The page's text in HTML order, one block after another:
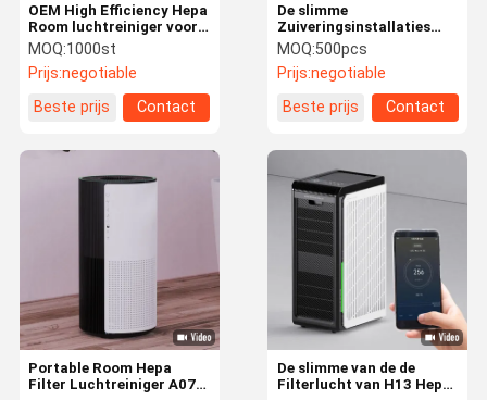
Thuis Producten Video's Over Ons
De slimme
Zuiveringsinstallaties
van de het Huislucht van
Wifi Ware Hepa met het
LEIDENE Scherm Zilveren
Ion Sterilization
MOQ:500pcs
Prijs:negotiable
Beste prijs
Contact
OEM High Efficiency Hepa
Room luchtreiniger voor
PM2.5 deeltjes UV-
sterilisatie
MOQ:1000st
Prijs:negotiable
Beste prijs
Contact
De slimme van de de
Filterlucht van H13 Hepa
Portable Room Hepa
Filter Luchtreiniger A07